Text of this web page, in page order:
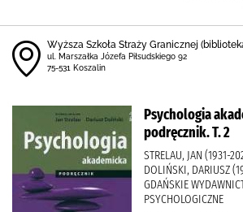
Wyższa Szkoła Straży Granicznej
ul. Marszałka Józefa Piłsudskiego 92
75-531 Koszalin
Psychologia
podręcznik. T. 2
STRELAU, JAN (1931-
DOLIŃSKI, DARIUSZ
GDAŃSKIE
PSYCHOLOGICZNE